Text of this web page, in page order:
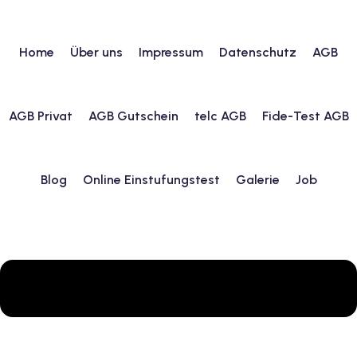
Home Über uns Impressum Datenschutz AGB
AGB Privat AGB Gutschein telc AGB Fide-Test AGB
Blog Online Einstufungstest Galerie Job